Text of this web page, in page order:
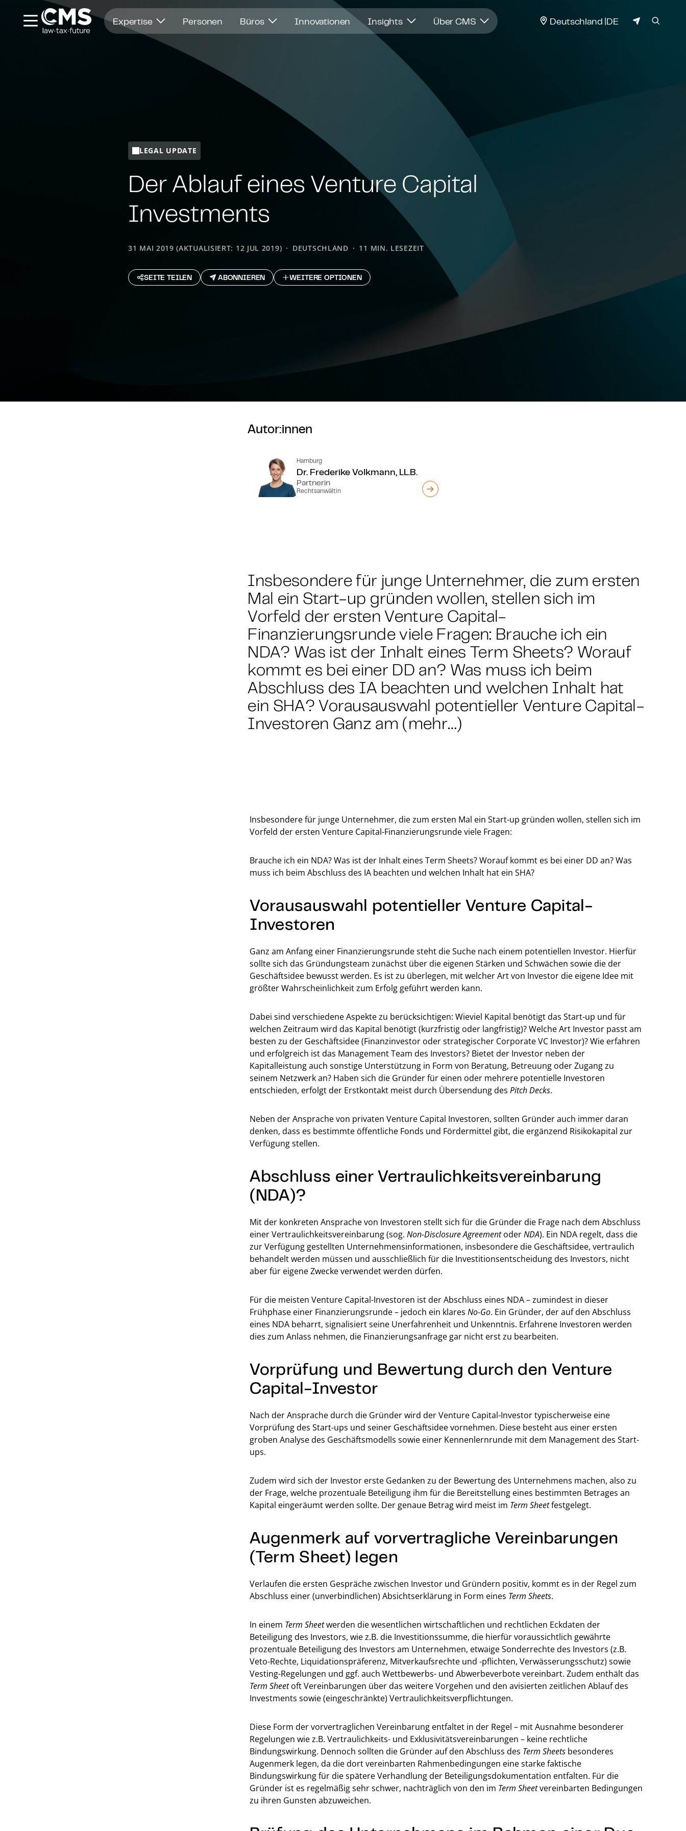
Expertise Personen Büros Innovationen Insights Über CMS JURISDIKTION
Deutschland DE
LEGAL UPDATE
Der Ablauf eines Venture Capital
Investments
31 MAI 2019 (AKTUALISIERT: 12 JUL 2019) DEUTSCHLAND 11 MIN. LESEZEIT
SEITE TEILEN ABONNIEREN WEITERE OPTIONEN
Autor:innen
Hamburg
Dr. Frederike Volkmann, LL.B.
Partnerin
Rechtsanwältin
Insbesondere für junge Unternehmer, die zum ersten
Mal ein Start-up gründen wollen, stellen sich im
Vorfeld der ersten Venture Capital-
Finanzierungsrunde viele Fragen: Brauche ich ein
NDA? Was ist der Inhalt eines Term Sheets? Worauf
kommt es bei einer DD an? Was muss ich beim
Abschluss des IA beachten und welchen Inhalt hat
ein SHA? Vorausauswahl potentieller Venture Capital-
Investoren Ganz am (mehr…)
Insbesondere für junge Unternehmer, die zum ersten Mal ein Start-up gründen wollen, stellen sich im
Vorfeld der ersten Venture Capital-Finanzierungsrunde viele Fragen:
Brauche ich ein NDA? Was ist der Inhalt eines Term Sheets? Worauf kommt es bei einer DD an? Was
muss ich beim Abschluss des IA beachten und welchen Inhalt hat ein SHA?
Vorausauswahl potentieller Venture Capital-
Investoren
Ganz am Anfang einer Finanzierungsrunde steht die Suche nach einem potentiellen Investor. Hierfür
sollte sich das Gründungsteam zunächst über die eigenen Stärken und Schwächen sowie die der
Geschäftsidee bewusst werden. Es ist zu überlegen, mit welcher Art von Investor die eigene Idee mit
größter Wahrscheinlichkeit zum Erfolg geführt werden kann.
Dabei sind verschiedene Aspekte zu berücksichtigen: Wieviel Kapital benötigt das Start-up und für
welchen Zeitraum wird das Kapital benötigt (kurzfristig oder langfristig)? Welche Art Investor passt am
besten zu der Geschäftsidee (Finanzinvestor oder strategischer Corporate VC Investor)? Wie erfahren
und erfolgreich ist das Management Team des Investors? Bietet der Investor neben der
Kapitalleistung auch sonstige Unterstützung in Form von Beratung, Betreuung oder Zugang zu
seinem Netzwerk an? Haben sich die Gründer für einen oder mehrere potentielle Investoren
entschieden, erfolgt der Erstkontakt meist durch Übersendung desPitch Decks.
Neben der Ansprache von privaten Venture Capital Investoren, sollten Gründer auch immer daran
denken, dass es bestimmte öffentliche Fonds und Fördermittel gibt, die ergänzend Risikokapital zur
Verfügung stellen.
Abschluss einer Vertraulichkeitsvereinbarung
(NDA)?
Mit der konkreten Ansprache von Investoren stellt sich für die Gründer die Frage nach dem Abschluss
einer Vertraulichkeitsvereinbarung (sog.Non-Disclosure AgreementoderNDA). Ein NDA regelt, dass die
zur Verfügung gestellten Unternehmensinformationen, insbesondere die Geschäftsidee, vertraulich
behandelt werden müssen und ausschließlich für die Investitionsentscheidung des Investors, nicht
aber für eigene Zwecke verwendet werden dürfen.
Für die meisten Venture Capital-Investoren ist der Abschluss eines NDA – zumindest in dieser
Frühphase einer Finanzierungsrunde – jedoch ein klaresNo-Go. Ein Gründer, der auf den Abschluss
eines NDA beharrt, signalisiert seine Unerfahrenheit und Unkenntnis. Erfahrene Investoren werden
dies zum Anlass nehmen, die Finanzierungsanfrage gar nicht erst zu bearbeiten.
Vorprüfung und Bewertung durch den Venture
Capital-Investor
Nach der Ansprache durch die Gründer wird der Venture Capital-Investor typischerweise eine
Vorprüfung des Start-ups und seiner Geschäftsidee vornehmen. Diese besteht aus einer ersten
groben Analyse des Geschäftsmodells sowie einer Kennenlernrunde mit dem Management des Start-
ups.
Zudem wird sich der Investor erste Gedanken zu der Bewertung des Unternehmens machen, also zu
der Frage, welche prozentuale Beteiligung ihm für die Bereitstellung eines bestimmten Betrages an
Kapital eingeräumt werden sollte. Der genaue Betrag wird meist im Term Sheetfestgelegt.
Augenmerk auf vorvertragliche Vereinbarungen
(Term Sheet) legen
Verlaufen die ersten Gespräche zwischen Investor und Gründern positiv, kommt es in der Regel zum
Abschluss einer (unverbindlichen) Absichtserklärung in Form eines Term Sheets.
In einem Term Sheetwerden die wesentlichen wirtschaftlichen und rechtlichen Eckdaten der
Beteiligung des Investors, wie z.B. die Investitionssumme, die hierfür voraussichtlich gewährte
prozentuale Beteiligung des Investors am Unternehmen, etwaige Sonderrechte des Investors (z.B.
Veto-Rechte, Liquidationspräferenz, Mitverkaufsrechte und -pflichten, Verwässerungsschutz) sowie
Vesting-Regelungen und ggf. auch Wettbewerbs- und Abwerbeverbote vereinbart. Zudem enthält das
Term Sheetoft Vereinbarungen über das weitere Vorgehen und den avisierten zeitlichen Ablauf des
Investments sowie (eingeschränkte) Vertraulichkeitsverpflichtungen.
Diese Form der vorvertraglichen Vereinbarung entfaltet in der Regel – mit Ausnahme besonderer
Regelungen wie z.B. Vertraulichkeits- und Exklusivitätsvereinbarungen – keine rechtliche
Bindungswirkung. Dennoch sollten die Gründer auf den Abschluss des Term Sheets besonderes
Augenmerk legen, da die dort vereinbarten Rahmenbedingungen eine starke faktische
Bindungswirkung für die spätere Verhandlung der Beteiligungsdokumentation entfalten. Für die
Gründer ist es regelmäßig sehr schwer, nachträglich von den im Term Sheetvereinbarten Bedingungen
zu ihren Gunsten abzuweichen.
Öffnet in einem neuen Fenster